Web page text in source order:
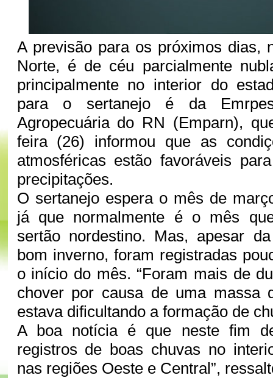
A previsão para os próximos dias,
Norte, é de céu parcialmente
principalmente no interior do
para o sertanejo é da
Agropecuária do RN (Emparn),
feira (26) informou que as
atmosféricas estão favoráveis
precipitações.
O sertanejo espera o mês de
já que normalmente é o mês
sertão nordestino. Mas, apesar
bom inverno, foram registradas
o início do mês. “Foram mais de
chover por causa de uma massa
estava dificultando a formação de
A boa notícia é que neste fim
registros de boas chuvas no
nas regiões Oeste e Central”,